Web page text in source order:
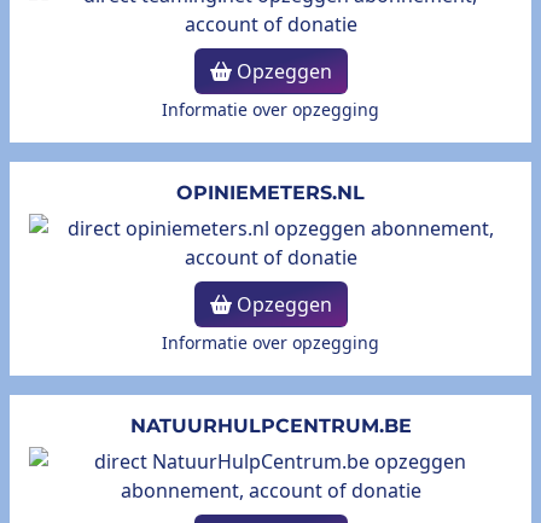
Opzeggen
Informatie over opzegging
OPINIEMETERS.NL
Opzeggen
Informatie over opzegging
NATUURHULPCENTRUM.BE